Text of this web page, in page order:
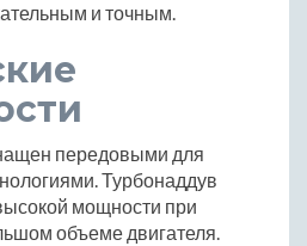
и точным.
передовыми для
Турбонаддув
мощности при
объеме двигателя.